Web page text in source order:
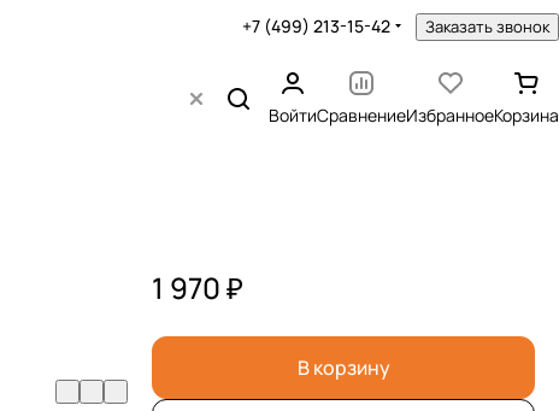
+7 (499) 213-15-42 Заказать звонок
ВойтиСравнениеИзбранноеКорзина
1 970 ₽
В корзину